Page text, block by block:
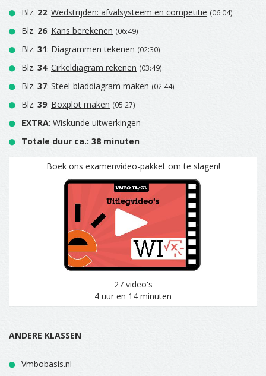
Blz. 22: Wedstrijden: afvalsysteem en competitie (06:04)
Blz. 26: Kans berekenen (06:49)
Blz. 31: Diagrammen tekenen (02:30)
Blz. 34: Cirkeldiagram rekenen (03:49)
Blz. 37: Steel-bladdiagram maken (02:44)
Blz. 39: Boxplot maken (05:27)
EXTRA: Wiskunde uitwerkingen
Totale duur ca.: 38 minuten
Boek ons examenvideo-pakket om te slagen!
27 video's
4 uur en 14 minuten
ANDERE KLASSEN
Vmbobasis.nl